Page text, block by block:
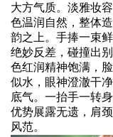
大方气质。淡雅妆
色温润自然，整体
韵之上。手捧一束
绝妙反差，碰撞出
色红润精神饱满，
似水，眼神澄澈干
底气。一抬手一转
优势展露无遗，肩
风范。